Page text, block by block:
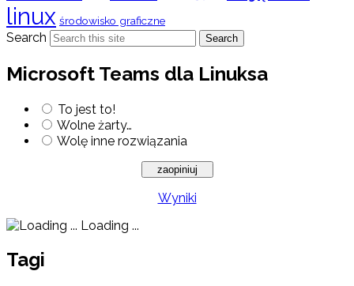
linux środowisko graficzne
Search Search
Microsoft Teams dla Linuksa
To jest to!
Wolne żarty…
Wolę inne rozwiązania
Wyniki
Loading ...
Tagi